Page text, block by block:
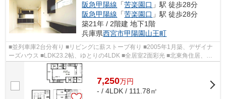
阪急甲陽線 「苦楽園口 」駅 徒歩28分
阪急甲陽線 「苦楽園口 」駅 徒歩28分
築21年 / 2階建 地下1階
兵庫県西宮市甲陽園山王町
■並列車庫2台分有り ■リビングに薪ストーブ有り ■2005年1月築、デザイナ
ーズハウス ■LDK23.2帖、ゆとりの4LDK ■全居室2面彩光 ■北東角住居、陽
当たり・通風・眺望良好 ■庭付き ■月々1...
7,250万円
- / 4LDK / 111.78㎡